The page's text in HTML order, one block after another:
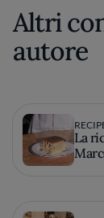
Altri
autore
La